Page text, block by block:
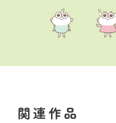
関連作品